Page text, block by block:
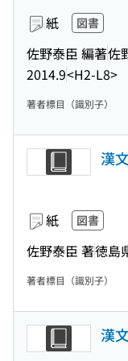
紙 図書
佐野泰臣 編著佐
2014.9<H2-L8>
著者標目（識別子）
漢
紙 図書
佐野泰臣 著徳島
著者標目（識別子）
漢